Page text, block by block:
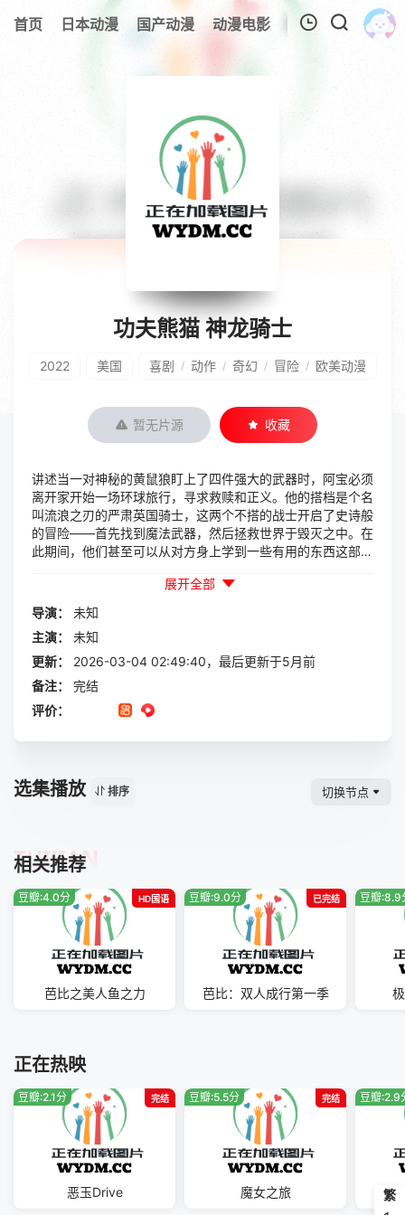
首页 日本动漫 国产动漫 动漫电影 欧美动漫 追剧
我的观影记录
暂无观看影片的记录
功夫熊猫 神龙骑士
2022 美国 喜剧 / 动作 / 奇幻 / 冒险 / 欧美动漫
暂无片源 收藏
讲述当一对神秘的黄鼠狼盯上了四件强大的武器时，阿宝必须
离开家开始一场环球旅行，寻求救赎和正义。他的搭档是个名
叫流浪之刃的严肃英国骑士，这两个不搭的战士开启了史诗般
的冒险——首先找到魔法武器，然后拯救世界于毁灭之中。在
此期间，他们甚至可以从对方身上学到一些有用的东西这部作
想的气息，让你感受到浓浓的正能量！
展开全部
导演：
未知
主演：
未知
更新：
2026-03-04 02:49:40，最后更新于5月前
备注：
完结
评价：
选集播放 排序 切换节点
相关推荐
TUIJIAN
HD国语
豆瓣:4.0分
芭比之美人鱼之力
已完结
豆瓣:9.0分
芭比：双人成行第一季
豆瓣:8.9
正在热映
完结
豆瓣:2.1分
恶玉Drive
完结
豆瓣:5.5分
魔女之旅
豆瓣:2.9
繁